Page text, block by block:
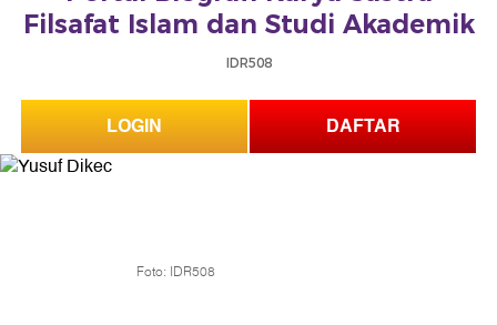
Filsafat Islam dan Studi Akademik
IDR508
LOGIN DAFTAR
Foto: IDR508